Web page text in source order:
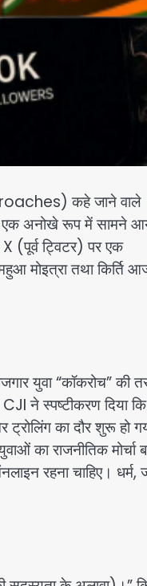
कहे जाने वाले
एक अनोखे रूप में सामने
(पूर्व ट्विटर) पर एक
मोइत्रा तथा किर्ति
युवा “कॉकरोच” की
ने स्पष्टीकरण दिया कि
ट्रोलिंग का दौर शुरू हो
का राजनीतिक मोर्चा
रहना चाहिए। धर्म,